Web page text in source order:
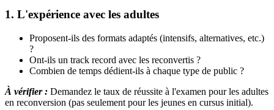
1. L'expérience avec les adultes
Proposent-ils des formats adaptés (intensifs, alternatives, etc.)
?
Ont-ils un track record avec les reconvertis ?
Combien de temps dédient-ils à chaque type de public ?
À vérifier : Demandez le taux de réussite à l'examen pour les adultes
en reconversion (pas seulement pour les jeunes en cursus initial).